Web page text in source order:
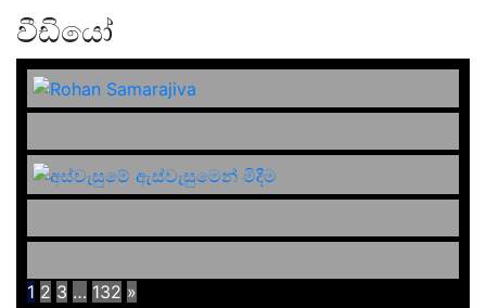
වීඩියෝ
1 2 3 … 132 »